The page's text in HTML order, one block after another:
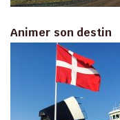
Animer son destin